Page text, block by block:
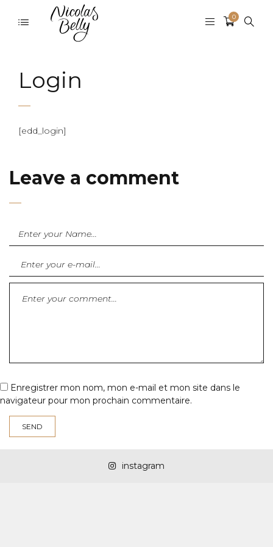
0
Login
[edd_login]
Leave a comment
Enregistrer mon nom, mon e-mail et mon site dans le
navigateur pour mon prochain commentaire.
instagram